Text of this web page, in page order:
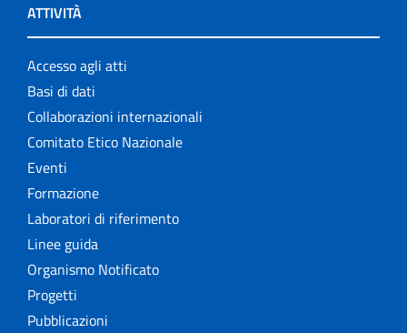
ATTIVITÀ
Accesso agli atti
Basi di dati
Collaborazioni internazionali
Comitato Etico Nazionale
Eventi
Formazione
Laboratori di riferimento
Linee guida
Organismo Notificato
Progetti
Pubblicazioni